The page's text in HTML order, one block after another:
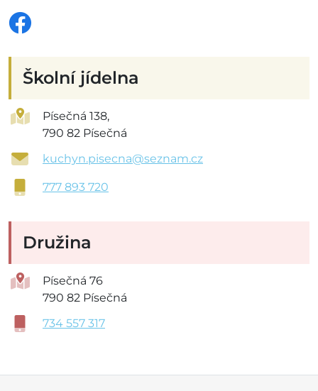
Školní jídelna
Písečná 138,
790 82 Písečná
kuchyn.pisecna@seznam.cz
777 893 720
Družina
Písečná 76
790 82 Písečná
734 557 317